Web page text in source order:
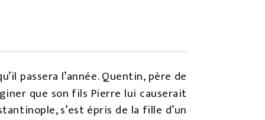
passera l’année. Quentin, père de
que son fils Pierre lui causerait
s’est épris de la fille d’un